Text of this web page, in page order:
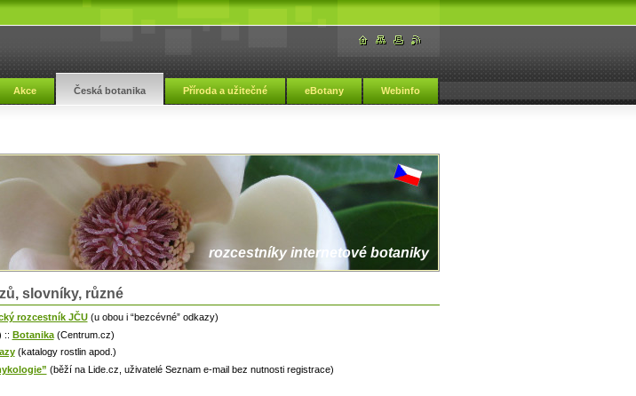
Akce Česká botanika Příroda a užitečné eBotany Webinfo
rozcestníky internetové botaniky
slovníky, různé
rozcestník JČU(u obou i “bezcévné” odkazy)
:: Botanika(Centrum.cz)
(katalogy rostlin apod.)
(běží na Lide.cz, uživatelé Seznam e-mail bez nutnosti registrace)